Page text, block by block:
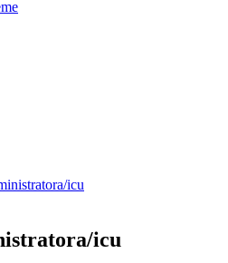
icu
icu